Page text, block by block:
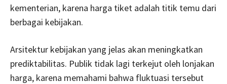
kementerian, karena harga tiket adalah titik temu dari
berbagai kebijakan.
Arsitektur kebijakan yang jelas akan meningkatkan
prediktabilitas. Publik tidak lagi terkejut oleh lonjakan
harga, karena memahami bahwa fluktuasi tersebut